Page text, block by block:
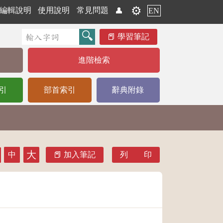
輯說明 使用說明 常見問題 👤 ⚙️ EN
學習筆記
進階檢索
部首索引 辭典附錄
中 大 加入筆記 列 印